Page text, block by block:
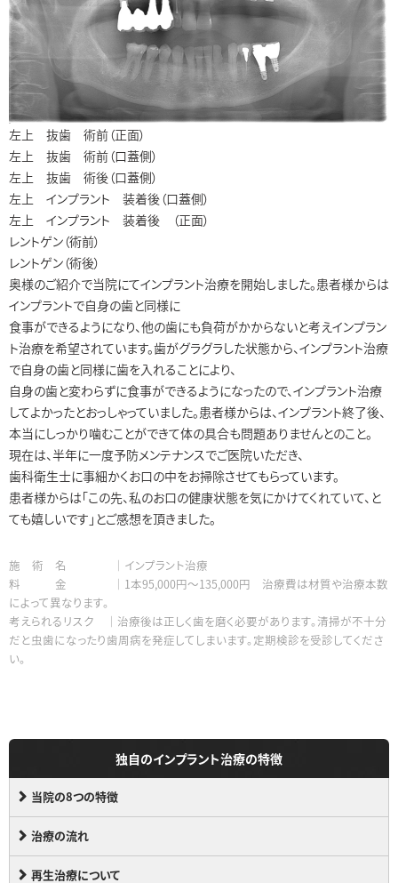
左上 抜歯 術前（正面）
左上 抜歯 術前（口蓋側）
左上 抜歯 術後（口蓋側）
左上 インプラント 装着後（口蓋側）
左上 インプラント 装着後 （正面）
レントゲン（術前）
レントゲン（術後）
奥様のご紹介で当院にてインプラント治療を開始しました。患者様からは
インプラントで自身の歯と同様に
食事ができるようになり、他の歯にも負荷がかからないと考えインプラン
ト治療を希望されています。歯がグラグラした状態から、インプラント治療
で自身の歯と同様に歯を入れることにより、
自身の歯と変わらずに食事ができるようになったので、インプラント治療
してよかったとおっしゃっていました。患者様からは、インプラント終了後、
本当にしっかり噛むことができて体の具合も問題ありませんとのこと。
現在は、半年に一度予防メンテナンスでご医院いただき、
歯科衛生士に事細かくお口の中をお掃除させてもらっています。
患者様からは「この先、私のお口の健康状態を気にかけてくれていて、と
ても嬉しいです」とご感想を頂きました。
施 術 名 │インプラント治療
料 金 │1本95,000円～135,000円 治療費は材質や治療本数
によって異なります。
考えられるリスク │治療後は正しく歯を磨く必要があります。清掃が不十分
だと虫歯になったり歯周病を発症してしまいます。定期検診を受診してくださ
い。
独自のインプラント治療の特徴
当院の8つの特徴
治療の流れ
再生治療について